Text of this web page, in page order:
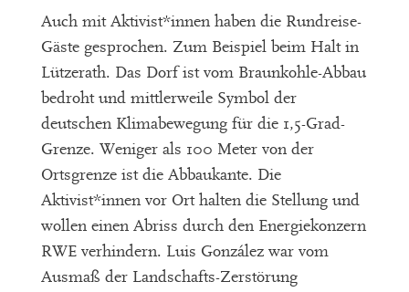
Auch mit Aktivist*innen haben die Rundreise-
Gäste gesprochen. Zum Beispiel beim Halt in
Lützerath. Das Dorf ist vom Braunkohle-Abbau
bedroht und mittlerweile Symbol der
deutschen Klimabewegung für die 1,5-Grad-
Grenze. Weniger als 100 Meter von der
Ortsgrenze ist die Abbaukante. Die
Aktivist*innen vor Ort halten die Stellung und
wollen einen Abriss durch den Energiekonzern
RWE verhindern. Luis González war vom
Ausmaß der Landschafts-Zerstörung